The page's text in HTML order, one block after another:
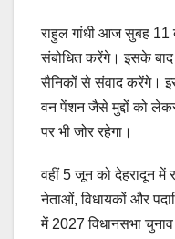
राहुल गांधी आज सुबह 11
संबोधित करेंगे। इसके बाद
सैनिकों से संवाद करेंगे।
वन पेंशन जैसे मुद्दों को
पर भी जोर रहेगा।
वहीं 5 जून को देहरादून में
नेताओं, विधायकों और
में 2027 विधानसभा